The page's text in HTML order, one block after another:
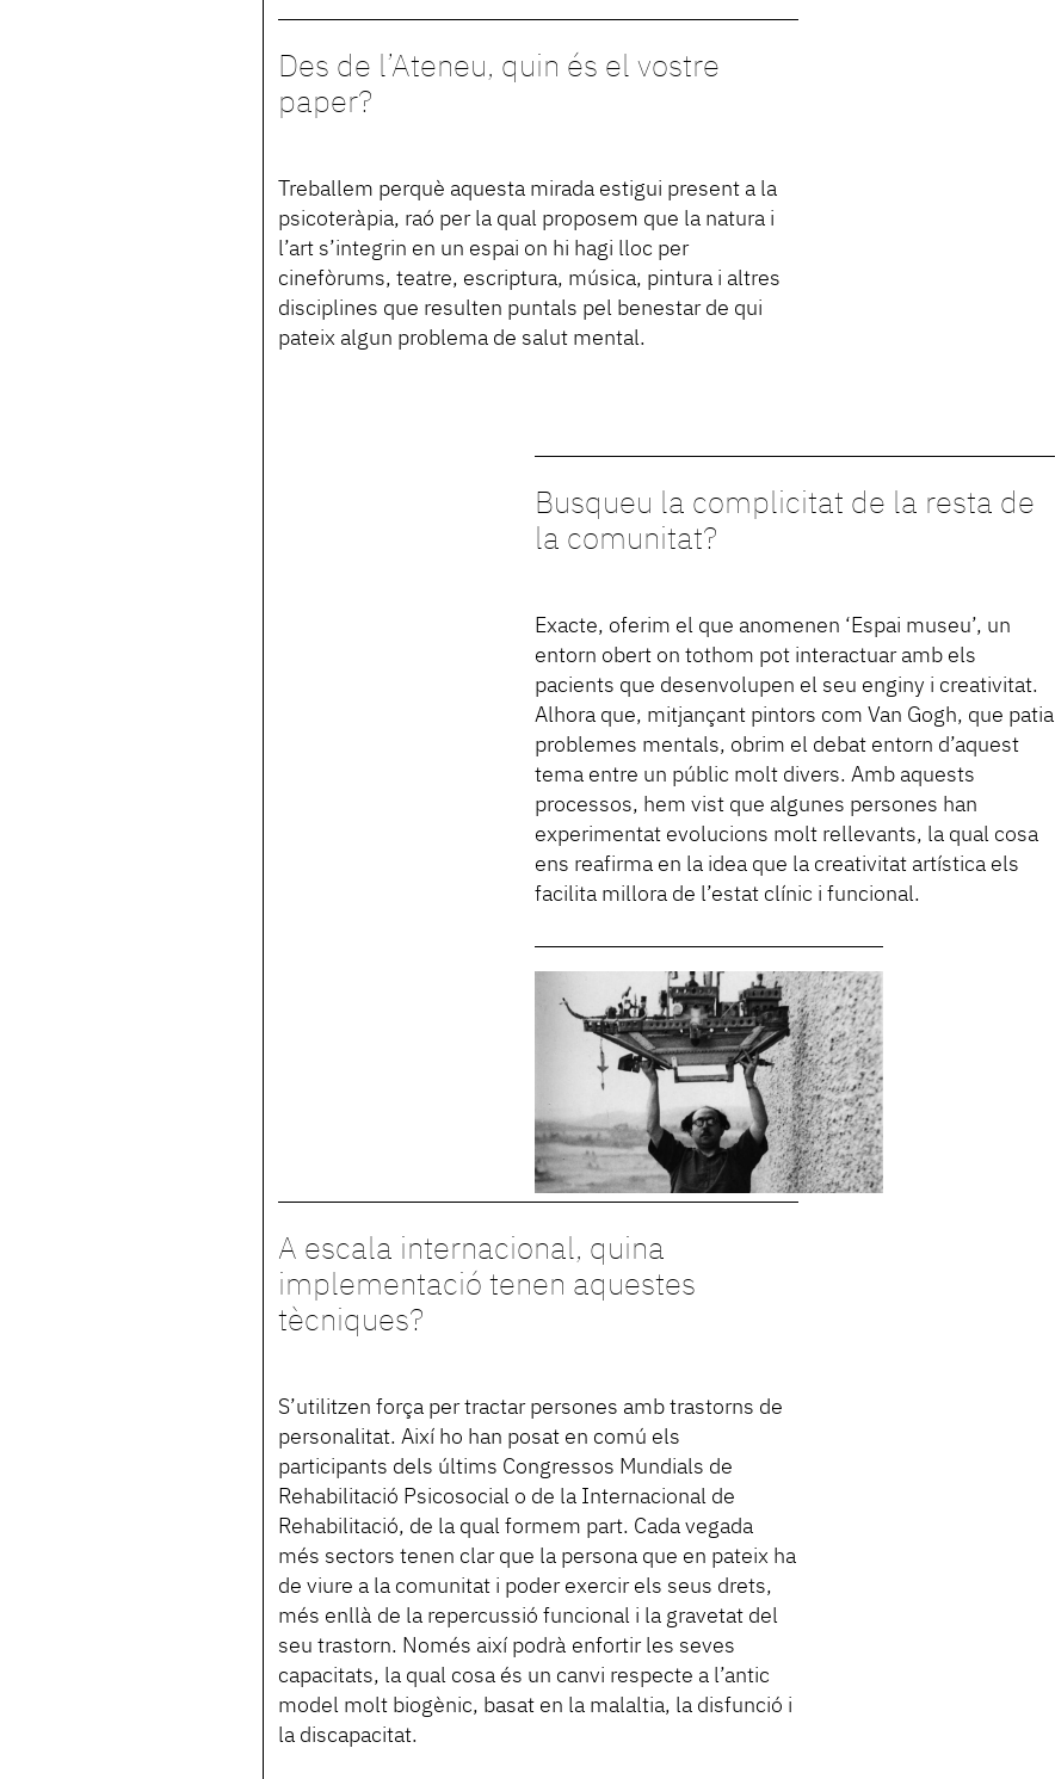
Des de l’Ateneu, quin és el vostre
paper?
Treballem perquè aquesta mirada estigui present a la
psicoteràpia, raó per la qual proposem que la natura i
l’art s’integrin en un espai on hi hagi lloc per
cinefòrums, teatre, escriptura, música, pintura i altres
disciplines que resulten puntals pel benestar de qui
pateix algun problema de salut mental.
Busqueu la complicitat de la resta de
la comunitat?
Exacte, oferim el que anomenen ‘Espai museu’, un
entorn obert on tothom pot interactuar amb els
pacients que desenvolupen el seu enginy i creativitat.
Alhora que, mitjançant pintors com Van Gogh, que patia
problemes mentals, obrim el debat entorn d’aquest
tema entre un públic molt divers. Amb aquests
processos, hem vist que algunes persones han
experimentat evolucions molt rellevants, la qual cosa
ens reafirma en la idea que la creativitat artística els
facilita millora de l’estat clínic i funcional.
A escala internacional, quina
implementació tenen aquestes
tècniques?
S’utilitzen força per tractar persones amb trastorns de
personalitat. Així ho han posat en comú els
participants dels últims Congressos Mundials de
Rehabilitació Psicosocial o de la Internacional de
Rehabilitació, de la qual formem part. Cada vegada
més sectors tenen clar que la persona que en pateix ha
de viure a la comunitat i poder exercir els seus drets,
més enllà de la repercussió funcional i la gravetat del
seu trastorn. Només així podrà enfortir les seves
capacitats, la qual cosa és un canvi respecte a l’antic
model molt biogènic, basat en la malaltia, la disfunció i
la discapacitat.